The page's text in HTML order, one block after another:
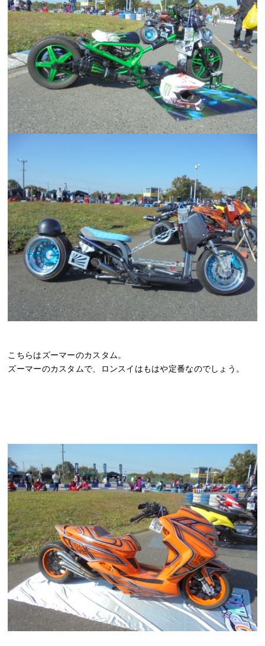
こちらはズーマーのカスタム。
ズーマーのカスタムで、ロンスイはもはや定番なのでしょう。